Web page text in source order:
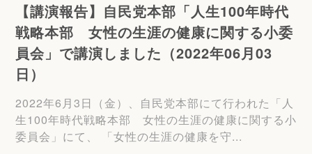
【講演報告】自民党本部「人生100年時代
戦略本部 女性の生涯の健康に関する小委
員会」で講演しました（2022年06月03
日）
2022年6月3日（金）、自民党本部にて行われた「人
生100年時代戦略本部 女性の生涯の健康に関する小
委員会」にて、 「女性の生涯の健康を守...